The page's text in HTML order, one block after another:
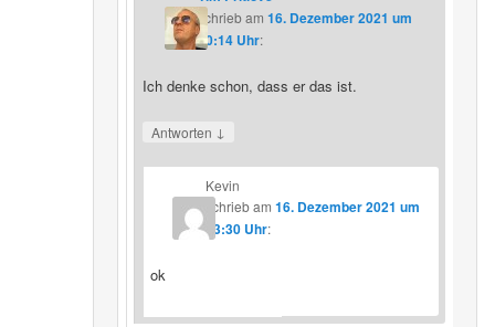
schriebam 16. Dezember 2021 um
20:14 Uhr:
Ich denke schon, dass er das ist.
Antworten ↓
Kevin
schriebam16. Dezember 2021 um
23:30 Uhr:
ok